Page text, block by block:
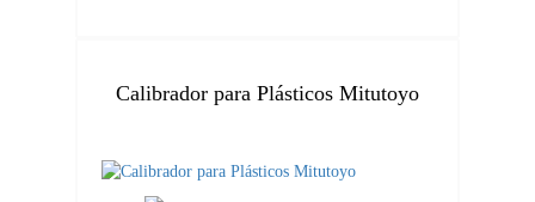
Calibrador para Plásticos Mitutoyo